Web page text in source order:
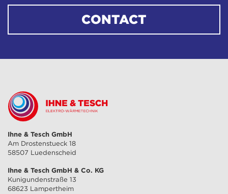
CONTACT
Ihne & Tesch GmbH
Am Drostenstueck 18
58507 Luedenscheid
Ihne & Tesch GmbH & Co. KG
Kunigundenstraße 13
68623 Lampertheim